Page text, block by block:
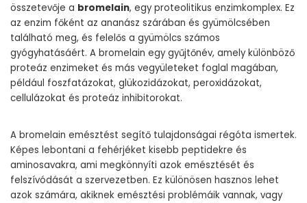
összetevője a bromelain, egy proteolitikus enzimkomplex. Ez
az enzim főként az ananász szárában és gyümölcsében
található meg, és felelős a gyümölcs számos
gyógyhatásáért. A bromelain egy gyűjtőnév, amely különböző
proteáz enzimeket és más vegyületeket foglal magában,
például foszfatázokat, glükozidázokat, peroxidázokat,
cellulázokat és proteáz inhibitorokat.
A bromelain emésztést segítő tulajdonságai régóta ismertek.
Képes lebontani a fehérjéket kisebb peptidekre és
aminosavakra, ami megkönnyíti azok emésztését és
felszívódását a szervezetben. Ez különösen hasznos lehet
azok számára, akiknek emésztési problémáik vannak, vagy